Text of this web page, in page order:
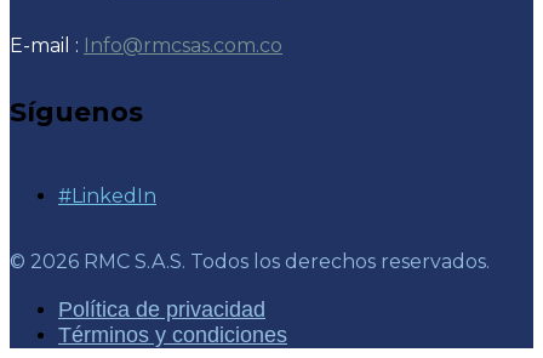
E-mail : Info@rmcsas.com.co
Síguenos
#LinkedIn
© 2026 RMC S.A.S. Todos los derechos reservados.
Política de privacidad
Términos y condiciones